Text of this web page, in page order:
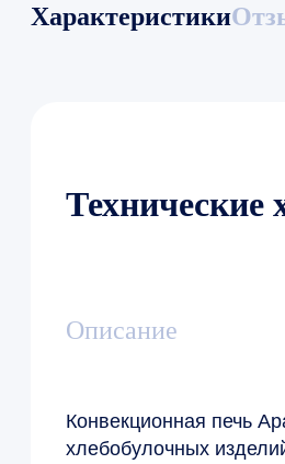
Характеристики
Технические
Описание
Конвекционная печь
хлебобулочных